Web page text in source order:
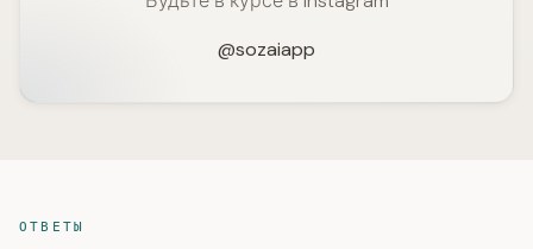
@sozaiapp
ОТВЕТЫ